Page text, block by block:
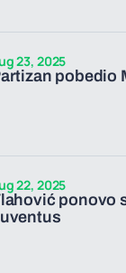
pobedio
23, 2025
ponovo
22, 2025